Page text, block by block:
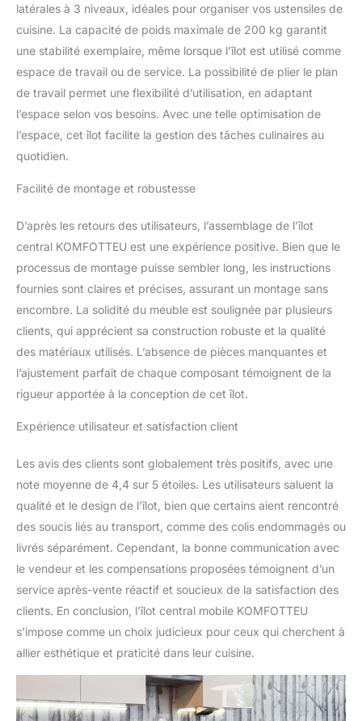
claire. ÉTAGÈRE
RÉGALABLE POUR UN
L'armoire et les étagères
latérales sont équipées
d'étagères réglables à 3
niveaux pour accueillir
des objets de différentes
besoins. UTILISATIONS
de cuisine n'est pas
seulement un ajout
fonctionnel à la cuisine,
utilisé comme table à
manger. Le plan de travail
pliable en bois d'hévéa
offre un espace
polyvalent pour la
préparation des repas ou
comme endroit
ensemble. 2 CARTONS
FACILE : Cet îlot de
cuisine est livré en 2
cartons, chacune avec
pour un assemblage en
douceur. La boîte 1
contient les instructions
détaillées (français non
garanti) et la boîte 2
nécessaires pour le
montage. Veuillez
avant de commencer
l'installation.
latérales à 3 niveaux, idéales pour organiser vos ustensiles de
cuisine. La capacité de poids maximale de 200 kg garantit
une stabilité exemplaire, même lorsque l’îlot est utilisé comme
espace de travail ou de service. La possibilité de plier le plan
de travail permet une flexibilité d’utilisation, en adaptant
l’espace selon vos besoins. Avec une telle optimisation de
l’espace, cet îlot facilite la gestion des tâches culinaires au
quotidien.
Facilité de montage et robustesse
D’après les retours des utilisateurs, l’assemblage de l’îlot
central KOMFOTTEU est une expérience positive. Bien que le
processus de montage puisse sembler long, les instructions
fournies sont claires et précises, assurant un montage sans
encombre. La solidité du meuble est soulignée par plusieurs
clients, qui apprécient sa construction robuste et la qualité
des matériaux utilisés. L’absence de pièces manquantes et
l’ajustement parfait de chaque composant témoignent de la
rigueur apportée à la conception de cet îlot.
Expérience utilisateur et satisfaction client
Les avis des clients sont globalement très positifs, avec une
note moyenne de 4,4 sur 5 étoiles. Les utilisateurs saluent la
qualité et le design de l’îlot, bien que certains aient rencontré
des soucis liés au transport, comme des colis endommagés ou
livrés séparément. Cependant, la bonne communication avec
le vendeur et les compensations proposées témoignent d’un
service après-vente réactif et soucieux de la satisfaction des
clients. En conclusion, l’îlot central mobile KOMFOTTEU
s’impose comme un choix judicieux pour ceux qui cherchent à
allier esthétique et praticité dans leur cuisine.